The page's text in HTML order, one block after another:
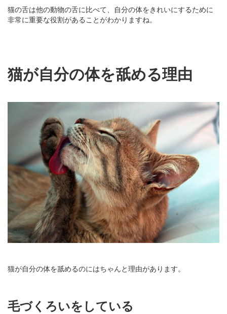
猫の舌は他の動物の舌に比べて、自分の体をきれいにするために
非常に重要な役割があることがわかりますね。
猫が自分の体を舐める理由
猫が自分の体を舐めるのにはちゃんと理由があります。
毛づくろいをしている